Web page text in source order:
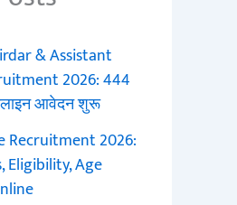
& Assistant
2026: 444
आवेदन शुरू
Recruitment 2026:
Eligibility, Age